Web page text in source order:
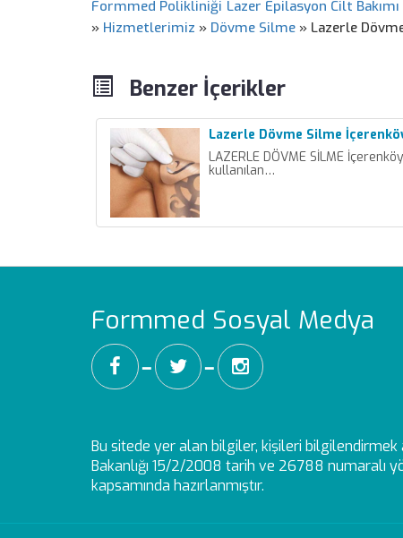
Formmed Polikliniği Lazer Epilasyon Cilt
» Hizmetlerimiz » Dövme Silme » Lazerle
Benzer İçerikler
Lazerle Dövme Silme
LAZERLE DÖVME SİLME
kullanılan…
Formmed Sosyal Medya
━ ━
Bu sitede yer alan bilgiler, kişileri bilgilendirmek
Bakanlığı 15/2/2008 tarih ve 26788 numaralı
kapsamında hazırlanmıştır.